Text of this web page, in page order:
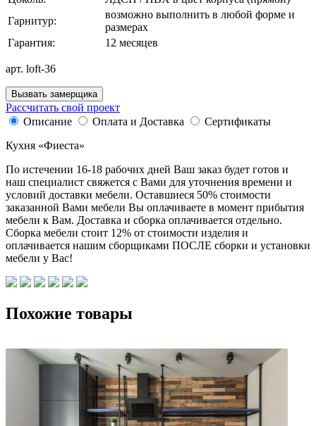
Гарнитур:
возможно выполнить в любой форме и
размерах
Гарантия:
12 месяцев
арт. loft-36
Вызвать замерщика
Рассчитать свой проект
Описание
Оплата и Доставка
Сертификаты
Кухня «Фиеста»
По истечении 16-18 рабочих дней Ваш заказ будет готов и
наш специалист свяжется с Вами для уточнения времени и
условий доставки мебели. Оставшиеся 50% стоимости
заказанной Вами мебели Вы оплачиваете в момент прибытия
мебели к Вам. Доставка и сборка оплачивается отдельно.
Сборка мебели стоит 12% от стоимости изделия и
оплачивается нашим сборщиками ПОСЛЕ сборки и установки
мебели у Вас!
Похожие товары